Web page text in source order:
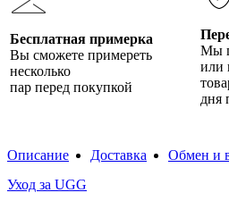
Бесплатная примерка
Вы сможете примереть
несколько
пар перед покупкой
Мы
или
дня
Описание Доставка Обмен и
Уход за UGG